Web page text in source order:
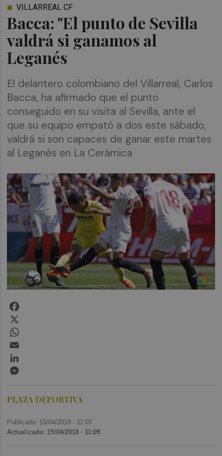
Bacca: "El punto de Sevilla
valdrá si ganamos al
Leganés
VILLARREAL CF
El delantero colombiano del Villarreal, Carlos
Bacca, ha afirmado que el punto
conseguido en su visita al Sevilla, ante el
que su equipo empató a dos este sábado,
valdrá si son capaces de ganar este martes
al Leganés en La Cerámica
PLAZA DEPORTIVA
Publicado: 15/04/2018 · 11:07
Actualizado: 15/04/2018 · 11:09